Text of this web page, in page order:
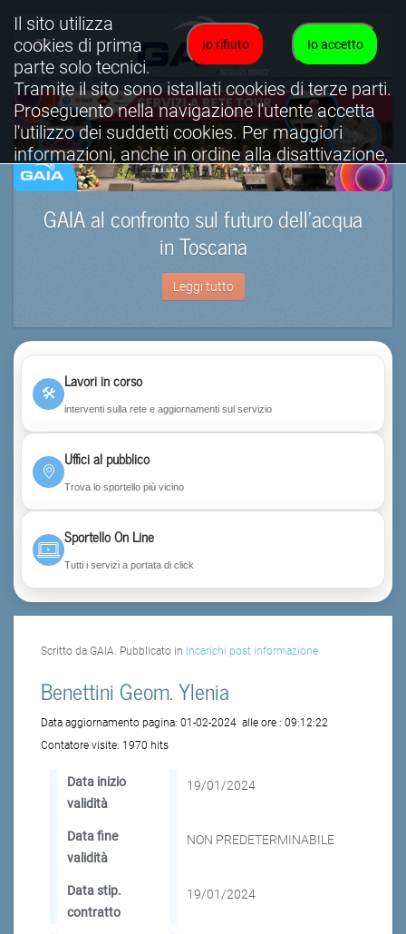
GAIA al confronto sul futuro dell’acqua
in Toscana
Leggi tutto
🛠
Lavori in corso
interventi sulla rete e aggiornamenti sul servizio
Uffici al pubblico
Trova lo sportello più vicino
Sportello On Line
Tutti i servizi a portata di click
Scritto da GAIA. Pubblicato in Incarichi post informazione
Benettini Geom. Ylenia
Data aggiornamento pagina: 01-02-2024 alle ore : 09:12:22
Contatore visite: 1970 hits
Data inizio
validità
19/01/2024
Data fine
validità
NON PREDETERMINABILE
Data stip.
contratto
19/01/2024
Io accetto
Io rifiuto
Il sito utilizza
cookies di prima
parte solo tecnici.
Tramite il sito sono istallati cookies di terze parti.
Proseguento nella navigazione l'utente accetta
l'utilizzo dei suddetti cookies. Per maggiori
informazioni, anche in ordine alla disattivazione,
è possibile consultare l'informativa cookies
completa.
Visualizza informativa completa.